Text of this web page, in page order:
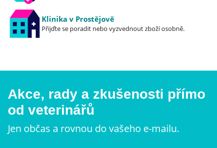
Klinika v Prostějově
Přijďte se poradit nebo vyzvednout zboží osobně.
Akce, rady a zkušenosti přímo
od veterinářů
Jen občas a rovnou do vašeho e-mailu.